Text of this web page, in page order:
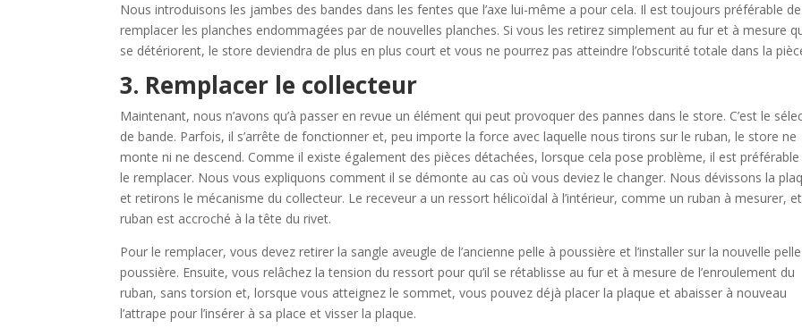
Nous introduisons les jambes des bandes dans les fentes que l’axe lui-même a pour cela. Il est toujours préférable de
remplacer les planches endommagées par de nouvelles planches. Si vous les retirez simplement au fur et à mesure
se détériorent, le store deviendra de plus en plus court et vous ne pourrez pas atteindre l’obscurité totale dans la
3. Remplacer le collecteur
Maintenant, nous n’avons qu’à passer en revue un élément qui peut provoquer des pannes dans le store. C’est le
de bande. Parfois, il s’arrête de fonctionner et, peu importe la force avec laquelle nous tirons sur le ruban, le store ne
monte ni ne descend. Comme il existe également des pièces détachées, lorsque cela pose problème, il est
le remplacer. Nous vous expliquons comment il se démonte au cas où vous deviez le changer. Nous dévissons la
et retirons le mécanisme du collecteur. Le receveur a un ressort hélicoïdal à l’intérieur, comme un ruban à mesurer,
ruban est accroché à la tête du rivet.
Pour le remplacer, vous devez retirer la sangle aveugle de l’ancienne pelle à poussière et l’installer sur la nouvelle
poussière. Ensuite, vous relâchez la tension du ressort pour qu’il se rétablisse au fur et à mesure de l’enroulement du
ruban, sans torsion et, lorsque vous atteignez le sommet, vous pouvez déjà placer la plaque et abaisser à nouveau
l’attrape pour l’insérer à sa place et visser la plaque.